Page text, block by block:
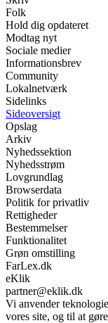
Folk
Hold dig opdateret
Modtag nyt
Sociale medier
Informationsbrev
Community
Lokalnetværk
Sidelinks
Sideoversigt
Opslag
Arkiv
Nyhedssektion
Nyhedsstrøm
Lovgrundlag
Browserdata
Politik for privatliv
Rettigheder
Bestemmelser
Funktionalitet
Grøn omstilling
FarLex.dk
eKlik
partner@eklik.dk
Vi anvender
vores site, og til at